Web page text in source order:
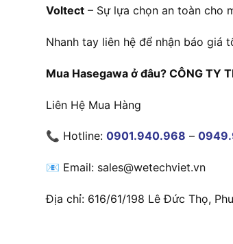
Voltect – Sự lựa chọn an toàn cho
Nhanh tay liên hệ để nhận báo giá
Mua Hasegawa ở đâu? CÔNG TY
Liên Hệ Mua Hàng
📞 Hotline: 0901.940.968 –
📧 Email: sales@wetechviet.vn
Địa chỉ: 616/61/198 Lê Đức Thọ,